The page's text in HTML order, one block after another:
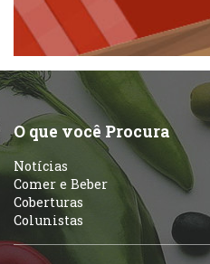
Peixes e
Self-
O que você Procura
Notícias
Comer e Beber
Coberturas
Colunistas